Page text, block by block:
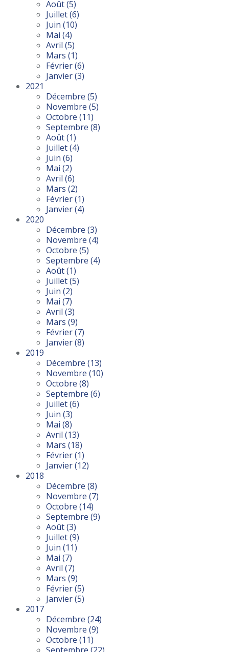
Août(5)
Juillet(6)
Juin (10)
Mai (4)
Avril (5)
Mars (1)
Février(6)
Janvier(3)
2021
Décembre (5)
Novembre (5)
Octobre (11)
Septembre (8)
Août(1)
Juillet(4)
Juin (6)
Mai (2)
Avril (6)
Mars (2)
Février(1)
Janvier(4)
2020
Décembre (3)
Novembre (4)
Octobre (5)
Septembre (4)
Août(1)
Juillet(5)
Juin (2)
Mai (7)
Avril (3)
Mars (9)
Février(7)
Janvier(8)
2019
Décembre (13)
Novembre (10)
Octobre (8)
Septembre (6)
Juillet(6)
Juin (3)
Mai (8)
Avril (13)
Mars (18)
Février(1)
Janvier(12)
2018
Décembre (8)
Novembre (7)
Octobre (14)
Septembre (9)
Août(3)
Juillet(9)
Juin (11)
Mai (7)
Avril (7)
Mars (9)
Février(5)
Janvier(5)
2017
Décembre (24)
Novembre (9)
Octobre (11)